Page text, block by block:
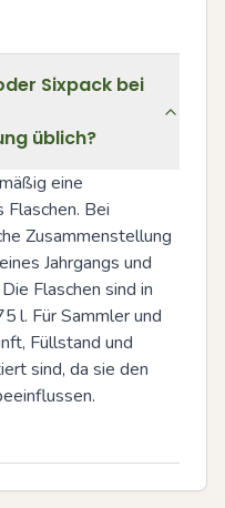
Sixpack bei
üblich?
eine
Flaschen. Bei
Zusammenstellung
Jahrgangs und
Flaschen sind in
l. Für Sammler und
Füllstand und
sind, da sie den